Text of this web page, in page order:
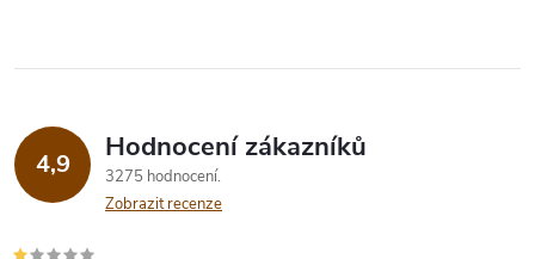
4,9 Hodnocení zákazníků
3275 hodnocení
Zobrazit recenze